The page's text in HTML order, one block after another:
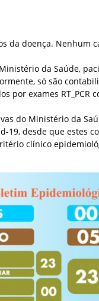
da doença. Nenhum
da Saúde,
só são
por exames RT_PCR
do Ministério da
19, desde que estes
clínico